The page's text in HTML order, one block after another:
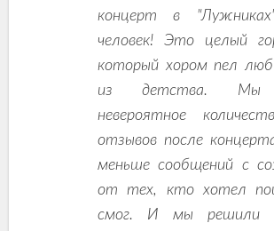
концерт в
человек! Это целый
который хором пел
из детства. Мы
невероятное
отзывов после
меньше сообщений с
от тех, кто хотел
смог. И мы решили